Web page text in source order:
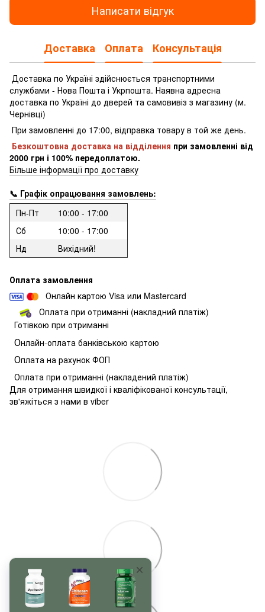
Написати відгук
Доставка Оплата Консультація
Доставка по Україні здійснюється транспортними
службами - Нова Пошта і Укрпошта. Наявна адресна
доставка по Україні до дверей та самовивіз з магазину (м.
Чернівці)
При замовленні до 17:00, відправка товару в той же день.
Безкоштовна доставка на відділення при замовленні від
2000 грн і 100% передоплатою.
Більше інформації про доставку
📞 Графік опрацювання замовлень:
Пн-Пт
10:00 - 17:00
Сб
10:00 - 17:00
Нд
Вихідний!
Оплата замовлення
Онлайн картою Visa или Mastercard
Оплата при отриманні (накладний платіж)
Готівкою при отриманні
Онлайн-оплата банківською картою
Оплата на рахунок ФОП
Оплата при отриманні (накладений платіж)
Для отримання швидкої і кваліфікованої консультації,
зв'яжіться з нами в viber